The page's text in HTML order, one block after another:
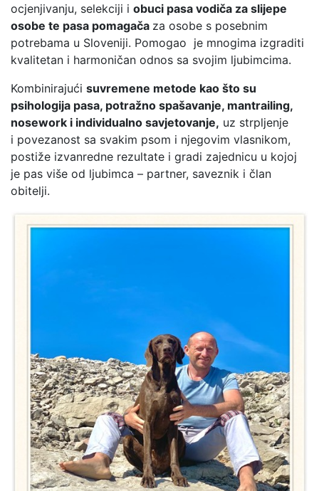
ocjenjivanju, selekciji i obuci pasa vodiča za slijepe
osobe te pasa pomagača za osobe s posebnim
potrebama u Sloveniji. Pomogao je mnogima izgraditi
kvalitetan i harmoničan odnos sa svojim ljubimcima.
Kombinirajući suvremene metode kao što su
psihologija pasa, potražno spašavanje, mantrailing,
nosework i individualno savjetovanje, uz strpljenje
i povezanost sa svakim psom i njegovim vlasnikom,
postiže izvanredne rezultate i gradi zajednicu u kojoj
je pas više od ljubimca – partner, saveznik i član
obitelji.